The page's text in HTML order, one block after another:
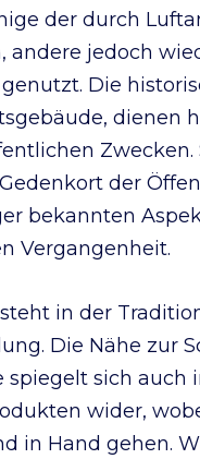
der durch
andere jedoch
Die
dienen
Zwecken.
der
bekannten
Vergangenheit.
in der
Die Nähe zur
spiegelt sich auch
wider,
in Hand gehen.